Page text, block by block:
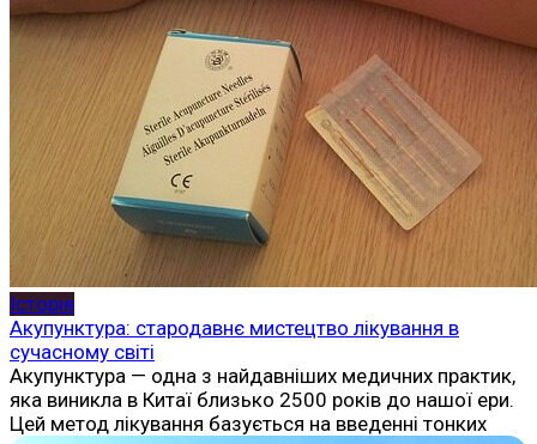
Історія
Акупунктура: стародавнє мистецтво лікування в
сучасному світі
Акупунктура — одна з найдавніших медичних практик,
яка виникла в Китаї близько 2500 років до нашої ери.
Цей метод лікування базується на введенні тонких